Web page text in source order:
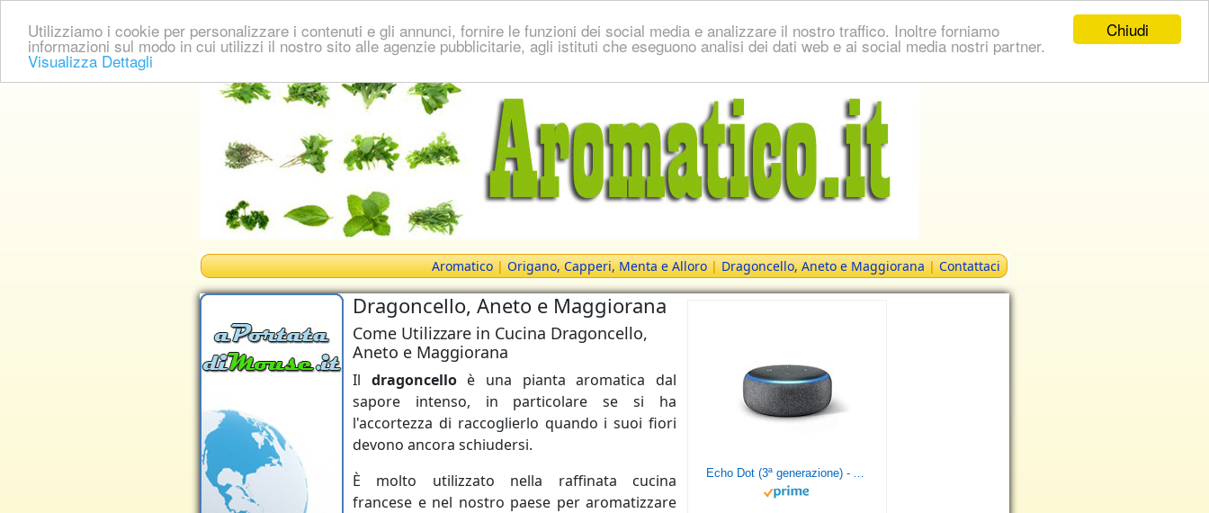
Chiudi
Utilizziamo i cookie per personalizzare i contenuti e gli annunci, fornire le funzioni dei social media e analizzare il nostro traffico. Inoltre forniamo
informazioni sul modo in cui utilizzi il nostro sito alle agenzie pubblicitarie, agli istituti che eseguono analisi dei dati web e ai social media nostri partner.
Visualizza Dettagli
Aromatico | Origano, Capperi, Menta e Alloro | Dragoncello, Aneto e Maggiorana | Contattaci
Echo Dot (3ª generazione) - Altoparlante intelligente con integrazione Alexa - Tessuto antracite
Dragoncello, Aneto e Maggiorana
Come Utilizzare in Cucina Dragoncello,
Aneto e Maggiorana
Il dragoncello è una pianta aromatica dal
sapore intenso, in particolare se si ha
l'accortezza di raccoglierlo quando i suoi fiori
devono ancora schiudersi.
È molto utilizzato nella raffinata cucina
francese e nel nostro paese per aromatizzare